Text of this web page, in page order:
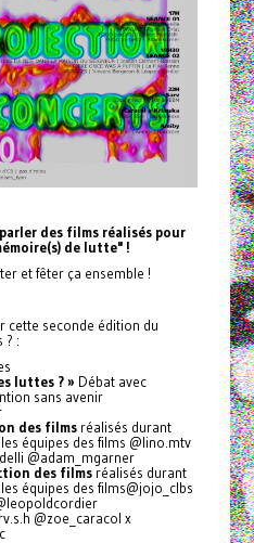
des films réalisés pour
de lutte" !
et fêter ça ensemble !
cette seconde édition du
? :
luttes ? » Débat avec
sans avenir
des filmsréalisés durant
équipes des films @lino.mtv
@adam_mgarner
des filmsréalisés durant
équipes des films@jojo_clbs
@zoe_caracol x